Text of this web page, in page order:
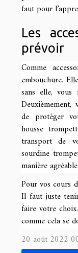
faut pour
Les
prévoir
Comme
embouchure.
sans elle,
de protéger
housse
transport de
sourdine
manière
Pour vos cours
Il faut juste
faire votre
comme cela se
20 août 2022